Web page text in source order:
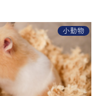
小動物